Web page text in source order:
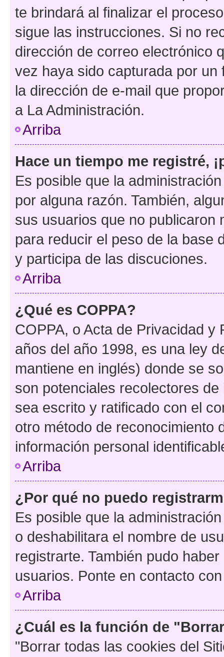
te brindará al finalizar el
sigue las instrucciones. Si no
dirección de correo electrónico
vez haya sido capturada por
la dirección de e-mail que
a La Administración.
Arriba
Hace un tiempo me registré,
Es posible que la
por alguna razón. También,
sus usuarios que no publicaron
para reducir el peso de la base
y participa de las discuciones.
Arriba
¿Qué es COPPA?
COPPA, o Acta de Privacidad
años del año 1998, es una ley
mantiene en inglés) donde se
son potenciales recolectores
sea escrito y ratificado con el
otro método de reconocimiento
información personal
Arriba
¿Por qué no puedo
Es posible que la
o deshabilitara el nombre de
registrarte. También pudo
usuarios. Ponte en contacto
Arriba
¿Cuál es la función de
"Borrar todas las cookies del